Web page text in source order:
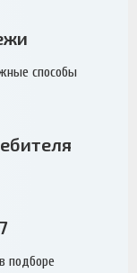
способы
подборе